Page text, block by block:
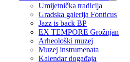
Umijetnička tradicija
Gradska galerija Fonticus
Jazz is back BP
EX TEMPORE Grožnjan
Arheološki muzej
Muzej instrumenata
Kalendar događaja